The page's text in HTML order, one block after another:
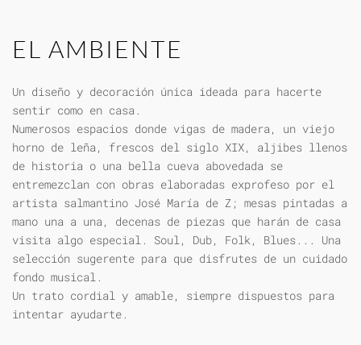
EL AMBIENTE
Un diseño y decoración única ideada para hacerte
sentir como en casa.
Numerosos espacios donde vigas de madera, un viejo
horno de leña, frescos del siglo XIX, aljibes llenos
de historia o una bella cueva abovedada se
entremezclan con obras elaboradas exprofeso por el
artista salmantino José María de Z; mesas pintadas a
mano una a una, decenas de piezas que harán de casa
visita algo especial. Soul, Dub, Folk, Blues... Una
selección sugerente para que disfrutes de un cuidado
fondo musical.
Un trato cordial y amable, siempre dispuestos para
intentar ayudarte.